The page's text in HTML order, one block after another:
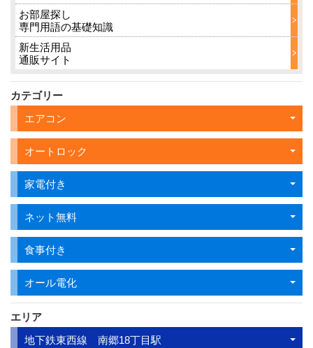
お部屋探し
専門用語の基礎知識
新生活用品
通販サイト
カテゴリー
エアコン
オートロック
家電付き
ネット無料
食事付き
オール電化
エリア
地下鉄東西線 南郷18丁目駅